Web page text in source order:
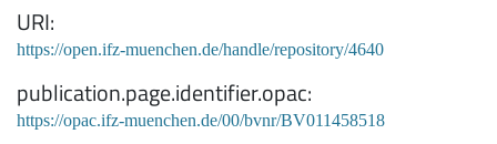
URI
https://open.ifz-muenchen.de/handle/repository/4640
publication.page.identifier.opac
https://opac.ifz-muenchen.de/00/bvnr/BV011458518